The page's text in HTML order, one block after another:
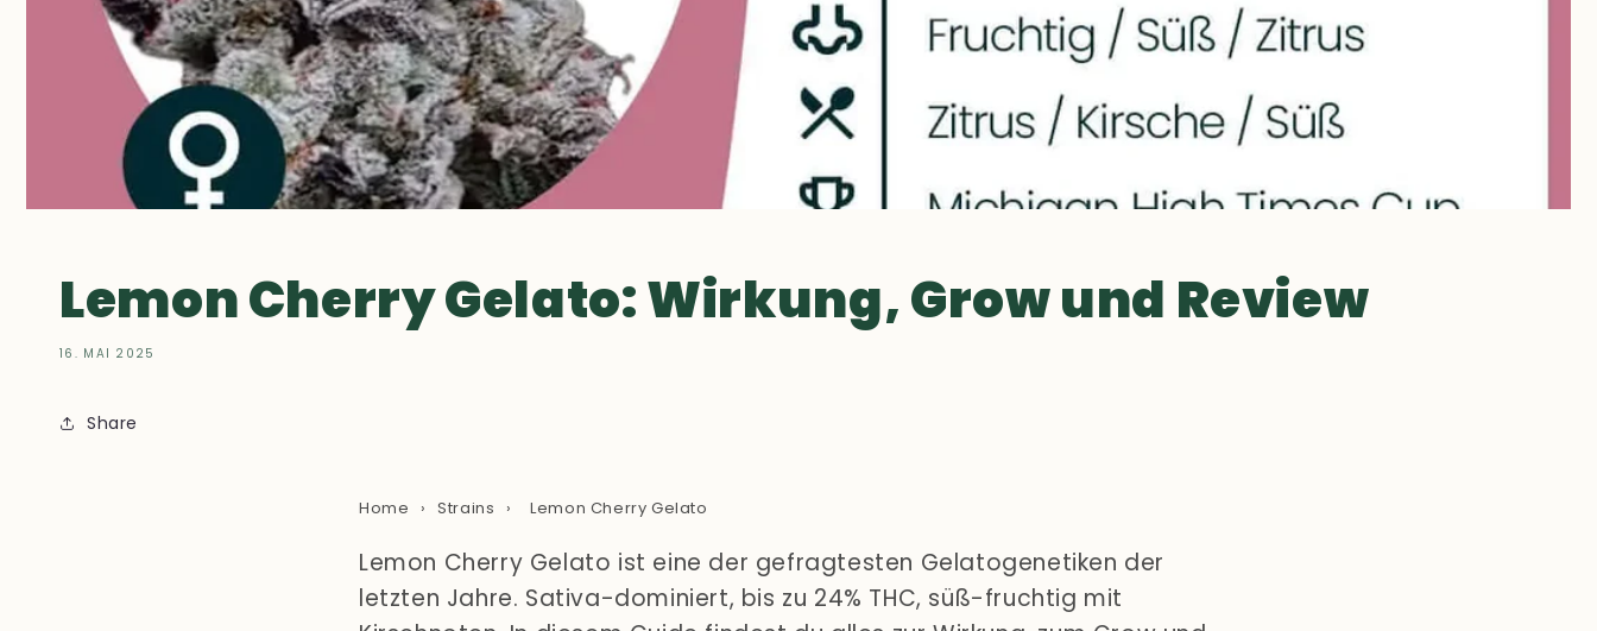
Lemon Cherry Gelato: Wirkung, Grow und Review
16. MAI 2025
Share
Home › Strains › Lemon Cherry Gelato
Lemon Cherry Gelato ist eine der gefragtesten Gelatogenetiken der
letzten Jahre. Sativa-dominiert, bis zu 24% THC, süß-fruchtig mit